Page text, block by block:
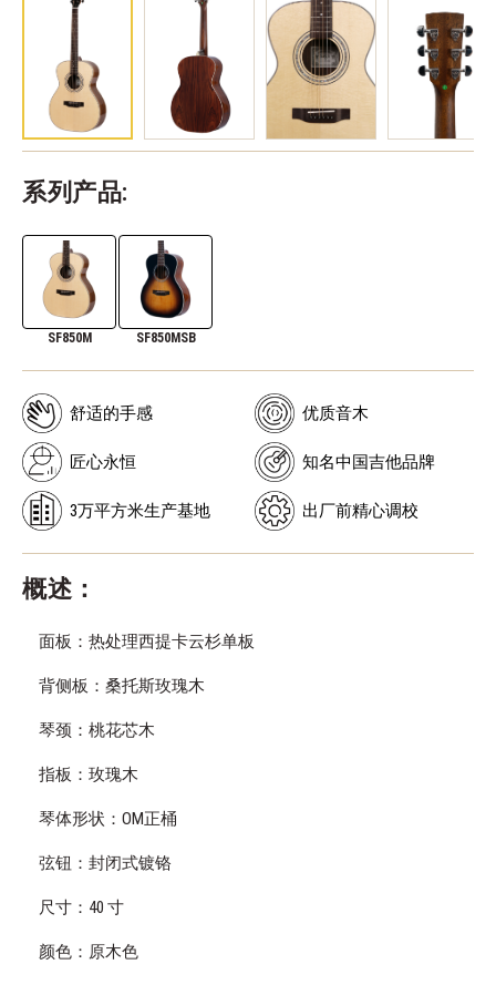
系列产品:
SF850M SF850MSB
舒适的手感 优质音木
匠心永恒 知名中国吉他品牌
3万平方米生产基地 出厂前精心调校
概述：
面板：热处理西提卡云杉单板
背侧板：桑托斯玫瑰木
琴颈：桃花芯木
指板：玫瑰木
琴体形状：OM正桶
弦钮：封闭式镀铬
尺寸：40 寸
颜色：原木色